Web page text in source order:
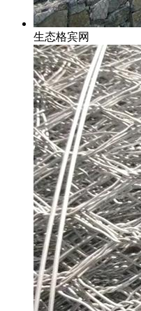
生态格宾网